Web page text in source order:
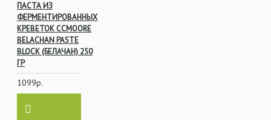
ПАСТА ИЗ
ФЕРМЕНТИРОВАННЫХ
КРЕВЕТОК CCMOORE
BELACHAN PASTE
BLOCK (БЕЛАЧАН) 250
ГР
1099р.